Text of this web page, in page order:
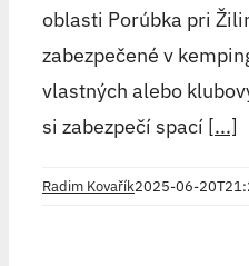
oblasti Porúbka pri
zabezpečené v
vlastných alebo
si zabezpečí spací [...]
Radim Kovařík2025-06-